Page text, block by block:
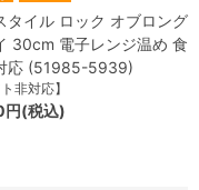
タイル ロック オブロング
30cm 電子レンジ温め 食
応 (51985-5939)
非対応】
(税込)